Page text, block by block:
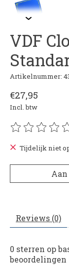
VDF
Artikelnummer:
€27,95
Incl. btw
De
Tijdelijk niet
Reviews (0)
0 sterren op
beoordelingen